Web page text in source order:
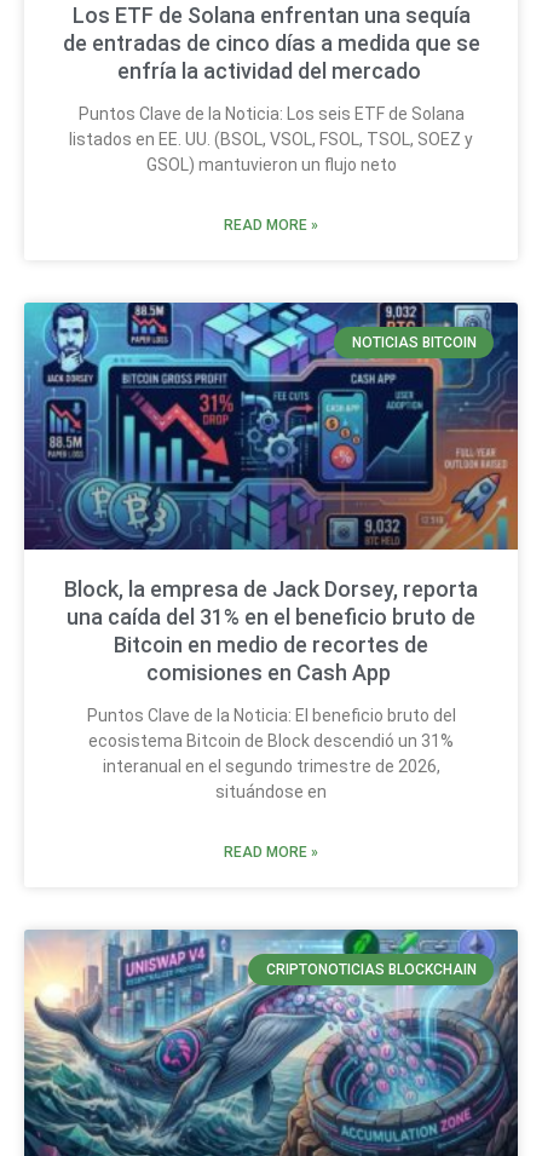
Los ETF de Solana enfrentan una sequía
de entradas de cinco días a medida que se
enfría la actividad del mercado
Puntos Clave de la Noticia: Los seis ETF de Solana
listados en EE. UU. (BSOL, VSOL, FSOL, TSOL, SOEZ y
GSOL) mantuvieron un flujo neto
READ MORE »
NOTICIAS BITCOIN
Block, la empresa de Jack Dorsey, reporta
una caída del 31% en el beneficio bruto de
Bitcoin en medio de recortes de
comisiones en Cash App
Puntos Clave de la Noticia: El beneficio bruto del
ecosistema Bitcoin de Block descendió un 31%
interanual en el segundo trimestre de 2026,
situándose en
READ MORE »
CRIPTONOTICIAS BLOCKCHAIN